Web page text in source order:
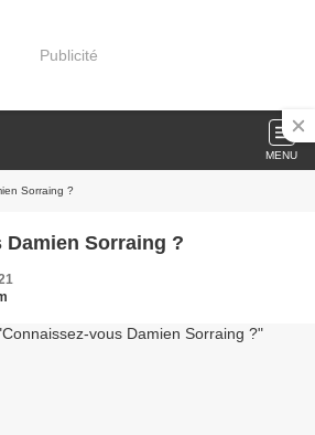
Publicité
MENU
Sorraing ?
Sorraing ?